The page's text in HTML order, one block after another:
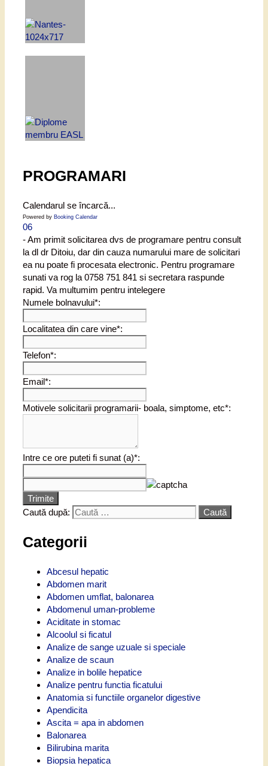
PROGRAMARI
Calendarul se încarcă...
Powered by Booking Calendar
06
- Am primit solicitarea dvs de programare pentru consult
la dl dr Ditoiu, dar din cauza numarului mare de solicitari
ea nu poate fi procesata electronic. Pentru programare
sunati va rog la 0758 751 841 si secretara raspunde
rapid. Va multumim pentru intelegere
Numele bolnavului*:
Localitatea din care vine*:
Telefon*:
Email*:
Motivele solicitarii programarii- boala, simptome, etc*:
Intre ce ore puteti fi sunat (a)*:
Trimite
Caută după:
Categorii
Abcesul hepatic
Abdomen marit
Abdomen umflat, balonarea
Abdomenul uman-probleme
Aciditate in stomac
Alcoolul si ficatul
Analize de sange uzuale si speciale
Analize de scaun
Analize in bolile hepatice
Analize pentru functia ficatului
Anatomia si functiile organelor digestive
Apendicita
Ascita = apa in abdomen
Balonarea
Bilirubina marita
Biopsia hepatica